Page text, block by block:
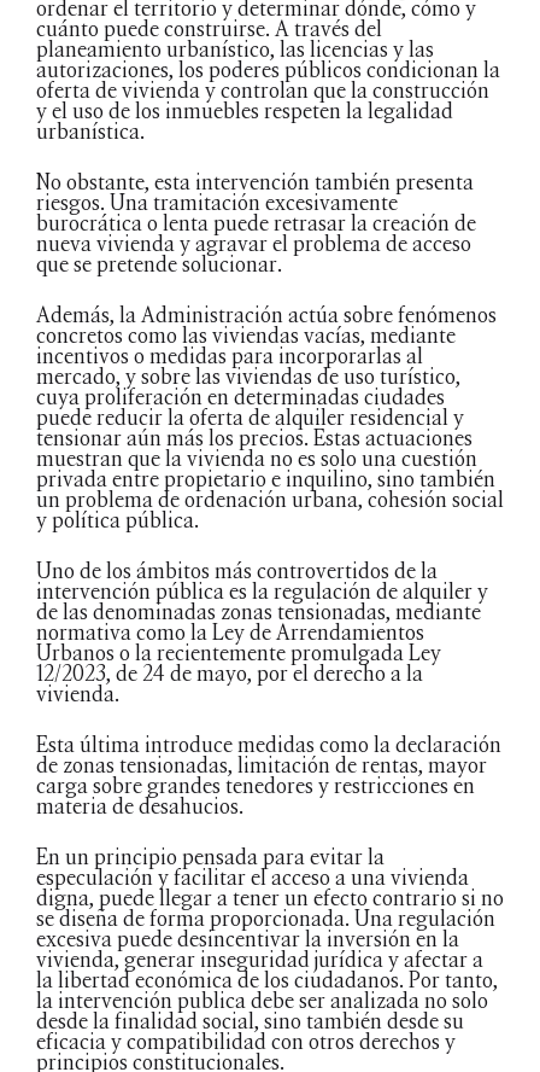
ordenar el territorio y determinar dónde, cómo y
cuánto puede construirse. A través del
planeamiento urbanístico, las licencias y las
autorizaciones, los poderes públicos condicionan la
oferta de vivienda y controlan que la construcción
y el uso de los inmuebles respeten la legalidad
urbanística.
No obstante, esta intervención también presenta
riesgos. Una tramitación excesivamente
burocrática o lenta puede retrasar la creación de
nueva vivienda y agravar el problema de acceso
que se pretende solucionar.
Además, la Administración actúa sobre fenómenos
concretos como las viviendas vacías, mediante
incentivos o medidas para incorporarlas al
mercado, y sobre las viviendas de uso turístico,
cuya proliferación en determinadas ciudades
puede reducir la oferta de alquiler residencial y
tensionar aún más los precios. Estas actuaciones
muestran que la vivienda no es solo una cuestión
privada entre propietario e inquilino, sino también
un problema de ordenación urbana, cohesión social
y política pública.
Uno de los ámbitos más controvertidos de la
intervención pública es la regulación de alquiler y
de las denominadas zonas tensionadas, mediante
normativa como la Ley de Arrendamientos
Urbanos o la recientemente promulgada Ley
12/2023, de 24 de mayo, por el derecho a la
vivienda.
Esta última introduce medidas como la declaración
de zonas tensionadas, limitación de rentas, mayor
carga sobre grandes tenedores y restricciones en
materia de desahucios.
En un principio pensada para evitar la
especulación y facilitar el acceso a una vivienda
digna, puede llegar a tener un efecto contrario si no
se diseña de forma proporcionada. Una regulación
excesiva puede desincentivar la inversión en la
vivienda, generar inseguridad jurídica y afectar a
la libertad económica de los ciudadanos. Por tanto,
la intervención publica debe ser analizada no solo
desde la finalidad social, sino también desde su
eficacia y compatibilidad con otros derechos y
principios constitucionales.